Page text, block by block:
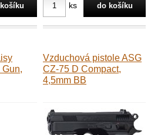
ks
Gun,
Vzduchová pistole ASG
CZ-75 D Compact,
4,5mm BB